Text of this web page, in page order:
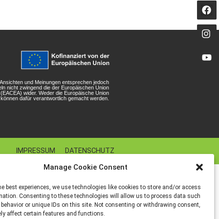
Manage Cookie Consent
best experiences, we use technologies like cookies to store and/or access
Consenting to these technologies will allow us to process data such
or unique IDs on this site. Not consenting or withdrawing consent,
affect certain features and functions.
und Meinungen entsprechen jedoch
nicht zwingend die der Europäischen Union
wider. Weder die Europäische Union
dafür verantwortlich gemacht werden.
IMPRESSUM DATENSCHUTZ